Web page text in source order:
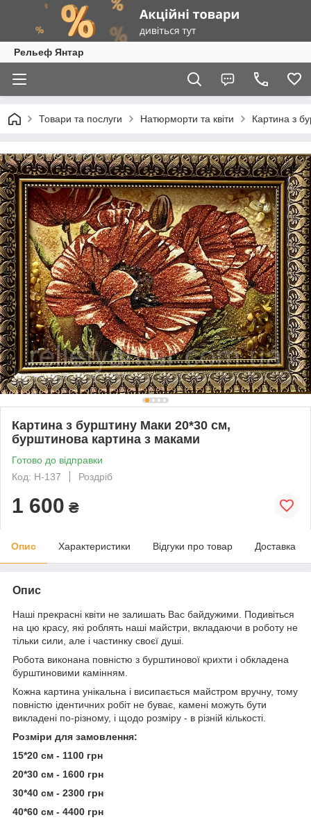
Рельеф Янтар
Товари та послуги Натюрморти та квіти Картина з
Картина з бурштину Маки 20*30 см,
бурштинова картина з маками
Готово до відправки
Код: Н-137
Роздріб
1 600 ₴
Опис Характеристики Відгуки про товар Доставка
Опис
Наші прекрасні квіти не залишать Вас байдужими. Подивіться
на цю красу, які роблять наші майстри, вкладаючи в роботу не
тільки сили, але і частинку своєї душі.
Робота виконана повністю з бурштинової крихти і обкладена
бурштиновими камінням.
Кожна картина унікальна і висипається майстром вручну, тому
повністю ідентичних робіт не буває, камені можуть бути
викладені по-різному, і щодо розміру - в різній кількості.
Розміри для замовлення:
15*20 см - 1100 грн
20*30 см - 1600 грн
30*40 см - 2300 грн
40*60 см - 4400 грн